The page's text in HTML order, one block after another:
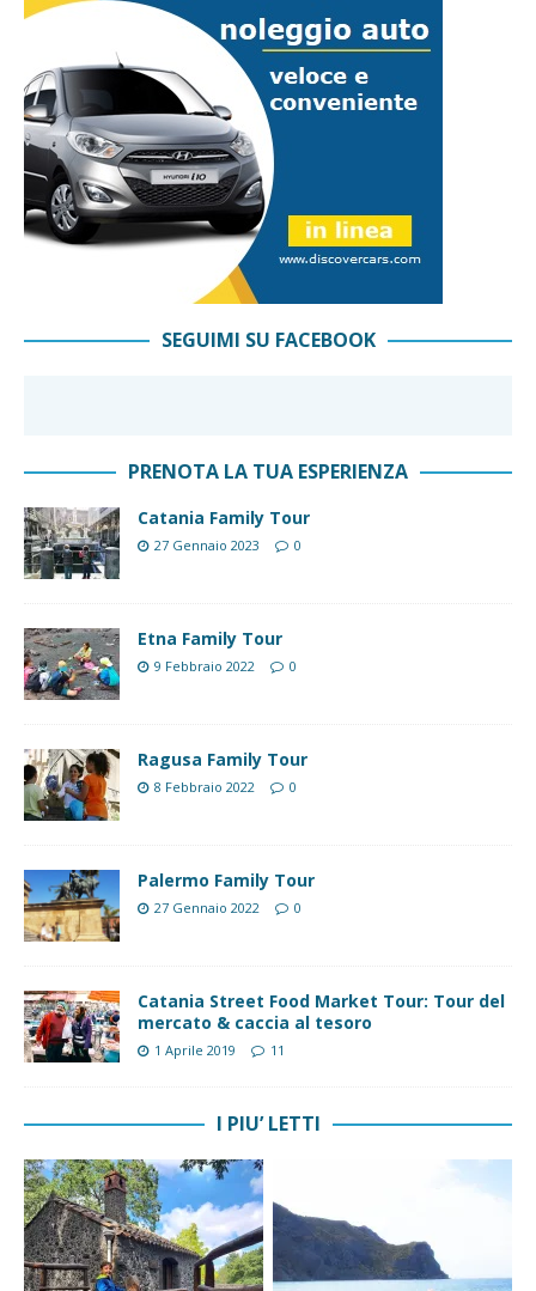
SEGUIMI SU FACEBOOK
PRENOTA LA TUA ESPERIENZA
Catania Family Tour
27 Gennaio 2023 0
Etna Family Tour
9 Febbraio 2022 0
Ragusa Family Tour
8 Febbraio 2022 0
Palermo Family Tour
27 Gennaio 2022 0
Catania Street Food Market Tour: Tour del
mercato & caccia al tesoro
1 Aprile 2019 11
I PIU’ LETTI